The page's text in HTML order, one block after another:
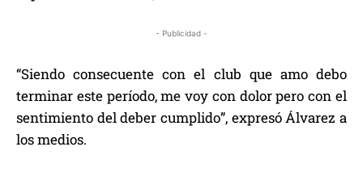
- Publicidad -
“Siendo consecuente con el club que amo debo
terminar este período, me voy con dolor pero con el
sentimiento del deber cumplido”, expresó Álvarez a
los medios.